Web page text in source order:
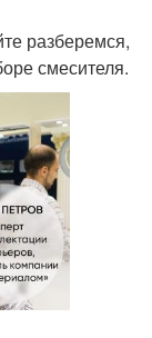
разберемся,
смесителя.